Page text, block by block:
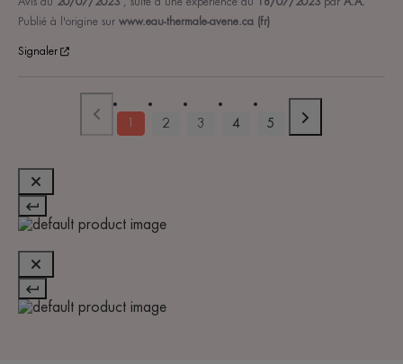
Publié à l'origine sur www.eau-thermale-avene.ca (fr)
Signaler
2 3 4 5